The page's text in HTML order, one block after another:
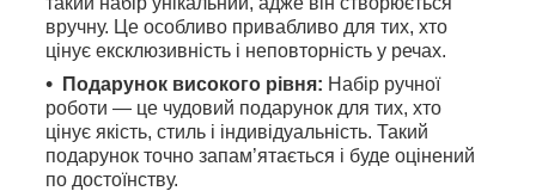
вручну. Це особливо привабливо для тих, хто
цінує ексклюзивність і неповторність у речах.
Подарунок високого рівня: Набір ручної
роботи — це чудовий подарунок для тих, хто
цінує якість, стиль і індивідуальність. Такий
подарунок точно запам’ятається і буде оцінений
по достоїнству.